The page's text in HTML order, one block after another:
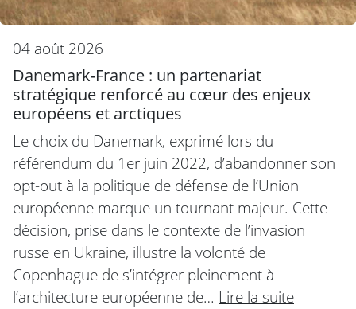
04 août 2026
Danemark-France : un partenariat
stratégique renforcé au cœur des enjeux
européens et arctiques
Le choix du Danemark, exprimé lors du
référendum du 1er juin 2022, d’abandonner son
opt-out à la politique de défense de l’Union
européenne marque un tournant majeur. Cette
décision, prise dans le contexte de l’invasion
russe en Ukraine, illustre la volonté de
Copenhague de s’intégrer pleinement à
l’architecture européenne de… Lire la suite